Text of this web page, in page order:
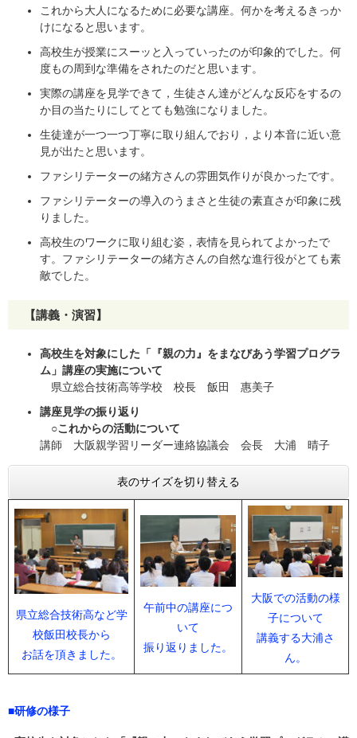
これから大人になるために必要な講座。何かを考えるきっか
けになると思います。
高校生が授業にスーッと入っていったのが印象的でした。何
度もの周到な準備をされたのだと思います。
実際の講座を見学できて，生徒さん達がどんな反応をするの
か目の当たりにしてとても勉強になりました。
生徒達が一つ一つ丁寧に取り組んでおり，より本音に近い意
見が出たと思います。
ファシリテーターの緒方さんの雰囲気作りが良かったです。
ファシリテーターの導入のうまさと生徒の素直さが印象に残
りました。
高校生のワークに取り組む姿，表情を見られてよかったで
す。ファシリテーターの緒方さんの自然な進行役がとても素
敵でした。
【講義・演習】
高校生を対象にした「『親の力』をまなびあう学習プログラ
ム」講座の実施について
県立総合技術高等学校 校長 飯田 惠美子
講座見学の振り返り
○これからの活動について
講師 大阪親学習リーダー連絡協議会 会長 大浦 晴子
表のサイズを切り替える
県立総合技術高など学
校飯田校長から
お話を頂きました。
午前中の講座につ
いて
振り返りました。
大阪での活動の様
子について
講義する大浦さ
ん。
■研修の様子